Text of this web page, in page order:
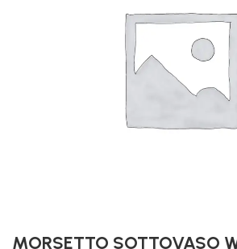
MORSETTO SOTTOVASO